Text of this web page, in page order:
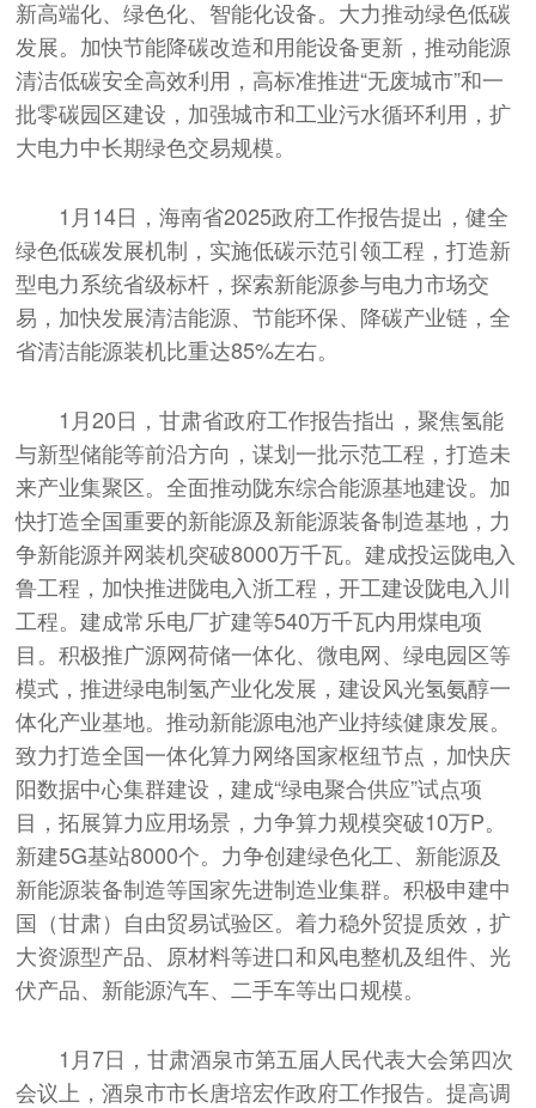
新高端化、绿色化、智能化设备。大力推动绿色低碳
发展。加快节能降碳改造和用能设备更新，推动能源
清洁低碳安全高效利用，高标准推进“无废城市”和一
批零碳园区建设，加强城市和工业污水循环利用，扩
大电力中长期绿色交易规模。
1月14日，海南省2025政府工作报告提出，健全
绿色低碳发展机制，实施低碳示范引领工程，打造新
型电力系统省级标杆，探索新能源参与电力市场交
易，加快发展清洁能源、节能环保、降碳产业链，全
省清洁能源装机比重达85%左右。
1月20日，甘肃省政府工作报告指出，聚焦氢能
与新型储能等前沿方向，谋划一批示范工程，打造未
来产业集聚区。全面推动陇东综合能源基地建设。加
快打造全国重要的新能源及新能源装备制造基地，力
争新能源并网装机突破8000万千瓦。建成投运陇电入
鲁工程，加快推进陇电入浙工程，开工建设陇电入川
工程。建成常乐电厂扩建等540万千瓦内用煤电项
目。积极推广源网荷储一体化、微电网、绿电园区等
模式，推进绿电制氢产业化发展，建设风光氢氨醇一
体化产业基地。推动新能源电池产业持续健康发展。
致力打造全国一体化算力网络国家枢纽节点，加快庆
阳数据中心集群建设，建成“绿电聚合供应”试点项
目，拓展算力应用场景，力争算力规模突破10万P。
新建5G基站8000个。力争创建绿色化工、新能源及
新能源装备制造等国家先进制造业集群。积极申建中
国（甘肃）自由贸易试验区。着力稳外贸提质效，扩
大资源型产品、原材料等进口和风电整机及组件、光
伏产品、新能源汽车、二手车等出口规模。
1月7日，甘肃酒泉市第五届人民代表大会第四次
会议上，酒泉市市长唐培宏作政府工作报告。提高调